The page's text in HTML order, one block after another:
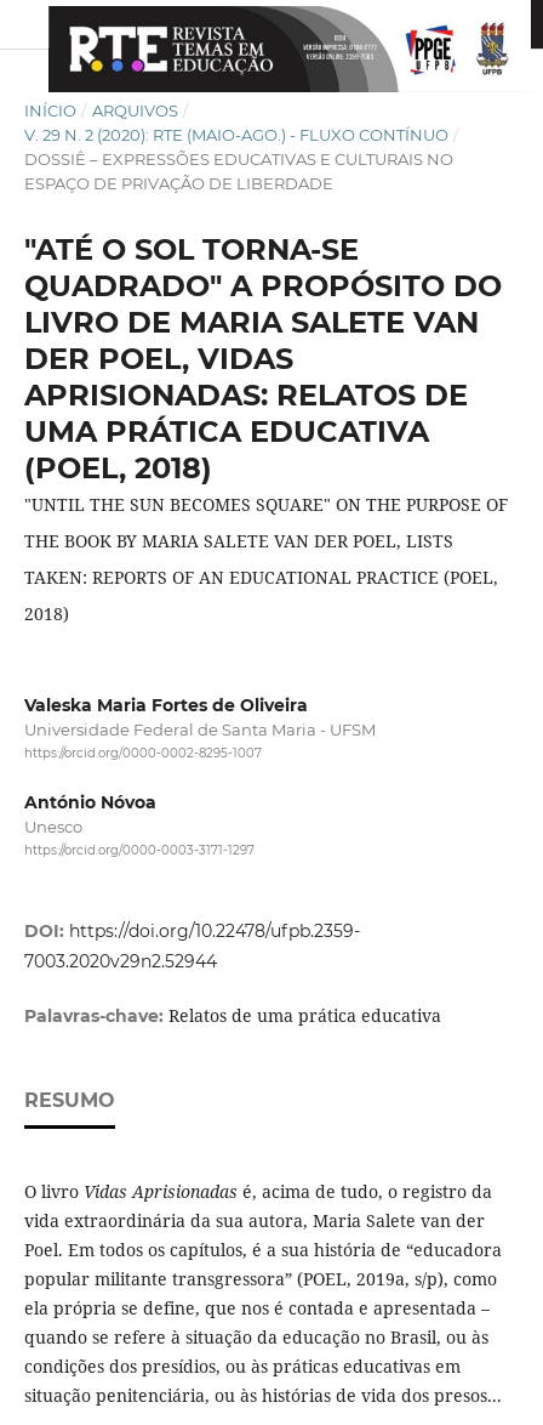
INÍCIO / ARQUIVOS /
V. 29 N. 2 (2020): RTE (MAIO-AGO.) - FLUXO CONTÍNUO /
DOSSIÊ – EXPRESSÕES EDUCATIVAS E CULTURAIS NO
ESPAÇO DE PRIVAÇÃO DE LIBERDADE
"ATÉ O SOL TORNA-SE
QUADRADO" A PROPÓSITO DO
LIVRO DE MARIA SALETE VAN
DER POEL, VIDAS
APRISIONADAS: RELATOS DE
UMA PRÁTICA EDUCATIVA
(POEL, 2018)
"UNTIL THE SUN BECOMES SQUARE" ON THE PURPOSE OF
THE BOOK BY MARIA SALETE VAN DER POEL, LISTS
TAKEN: REPORTS OF AN EDUCATIONAL PRACTICE (POEL,
2018)
Valeska Maria Fortes de Oliveira
Universidade Federal de Santa Maria - UFSM
https://orcid.org/0000-0002-8295-1007
António Nóvoa
Unesco
https://orcid.org/0000-0003-3171-1297
DOI: https://doi.org/10.22478/ufpb.2359-
7003.2020v29n2.52944
Palavras-chave: Relatos de uma prática educativa
RESUMO
O livro Vidas Aprisionadas é, acima de tudo, o registro da
vida extraordinária da sua autora, Maria Salete van der
Poel. Em todos os capítulos, é a sua história de “educadora
popular militante transgressora” (POEL, 2019a, s/p), como
ela própria se define, que nos é contada e apresentada –
quando se refere à situação da educação no Brasil, ou às
condições dos presídios, ou às práticas educativas em
situação penitenciária, ou às histórias de vida dos presos...